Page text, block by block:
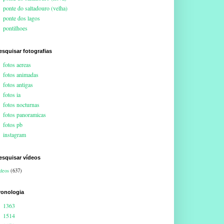
ponte do saltadouro (velha)
ponte dos lagos
pontilhoes
fotografias
fotos aereas
fotos animadas
fotos antigas
fotos ia
fotos nocturnas
fotos panoramicas
fotos pb
instagram
vídeos
(637)
1363
1514